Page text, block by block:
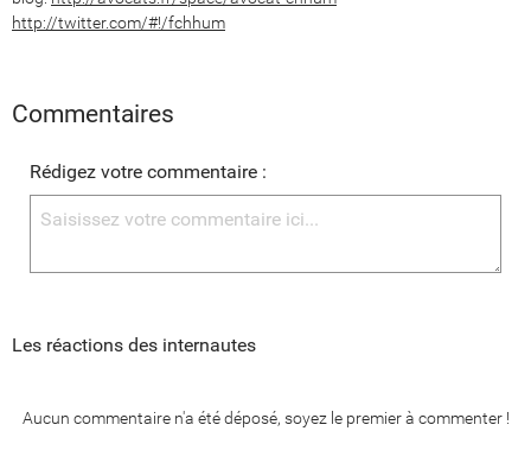
http://twitter.com/#!/fchhum
Commentaires
Rédigez votre commentaire :
Les réactions des internautes
Aucun commentaire n'a été déposé, soyez le premier à commenter !